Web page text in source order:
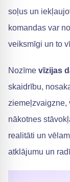
soļus un
komandas var
veiksmīgi un to
Nozīme vīzijas
skaidrību,
ziemeļzvaigzne,
nākotnes
realitāti un
atklājumu un